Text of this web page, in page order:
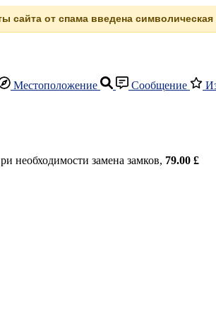
сайта от спама введена
Местоположение Сообщение
необходимости замена замков, 79.00 £